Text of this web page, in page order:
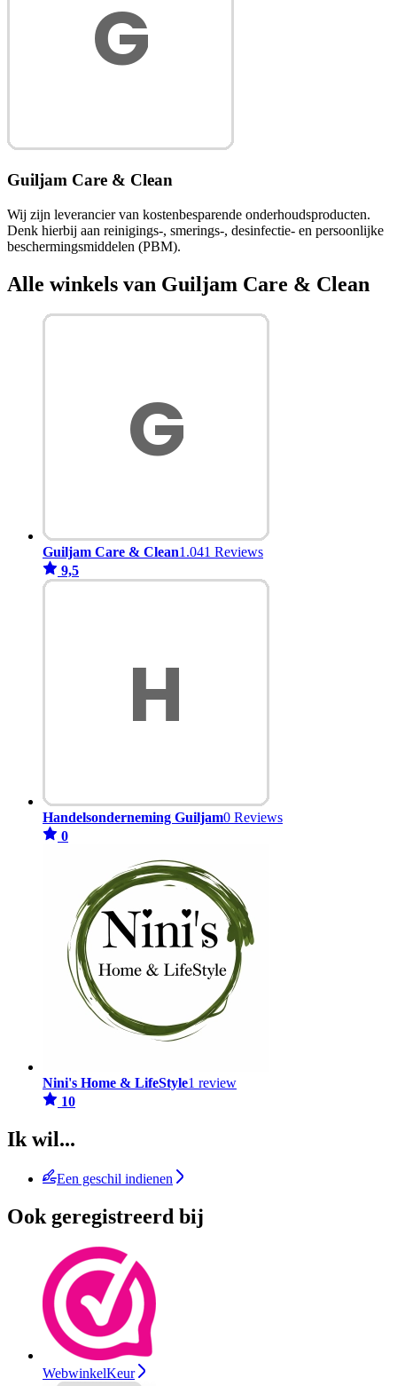
Guiljam Care & Clean
Wij zijn leverancier van kostenbesparende onderhoudsproducten.
Denk hierbij aan reinigings-, smerings-, desinfectie- en persoonlijke
beschermingsmiddelen (PBM).
Alle winkels van Guiljam Care & Clean
Guiljam Care & Clean1.041 Reviews
9,5
Handelsonderneming Guiljam0 Reviews
0
Nini's Home & LifeStyle1 review
10
Ik wil...
Een geschil indienen
Ook geregistreerd bij
WebwinkelKeur